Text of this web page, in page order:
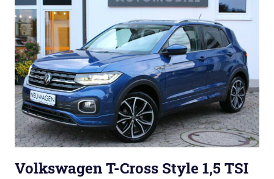
Volkswagen T-Cross Style 1,5 TSI